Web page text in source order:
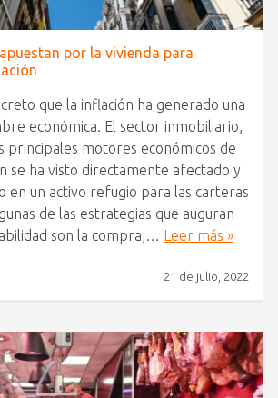
por la vivienda para
que la inflación ha generado una
económica. El sector inmobiliario,
principales motores económicos de
se ha visto directamente afectado y
en un activo refugio para las carteras
de las estrategias que auguran
son la compra,… Leer más »
21 de julio, 2022